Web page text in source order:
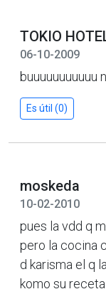
TOKIO
06-10-2009
buuuuuuuuuuu
Es útil (0)
moskeda
10-02-2010
pues la vdd q
pero la cocina
d karisma el q
komo su